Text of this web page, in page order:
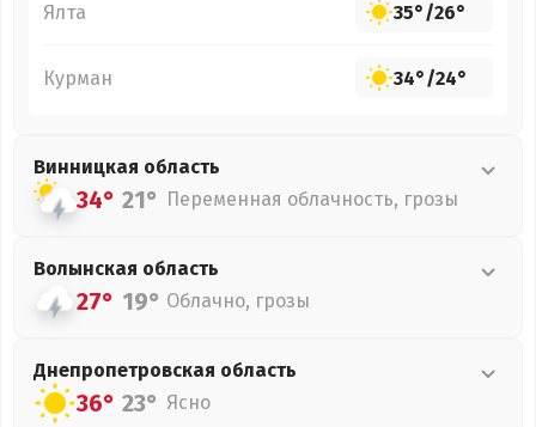
Ялта 35°/26°
Курман 34°/24°
Винницкая область
34° 21° Переменная облачность, грозы
Волынская область
27° 19° Облачно, грозы
Днепропетровская область
36° 23° Ясно